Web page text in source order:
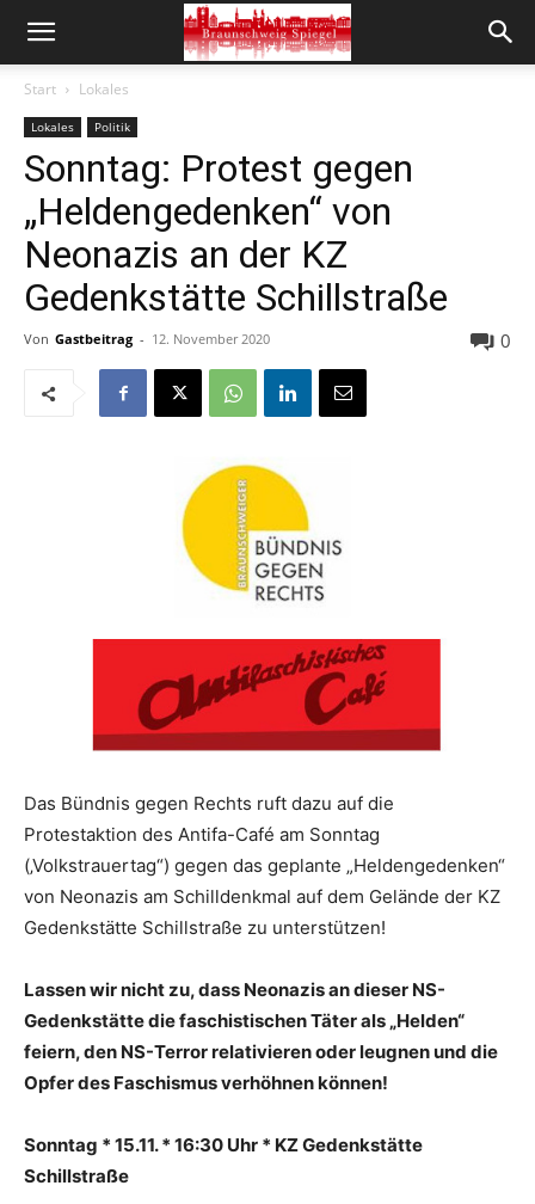
Start Lokales
Lokales Politik
Sonntag: Protest gegen
„Heldengedenken“ von
Neonazis an der KZ
Gedenkstätte Schillstraße
Von Gastbeitrag - 12. November 2020 0
Das Bündnis gegen Rechts ruft dazu auf die
Protestaktion des Antifa-Café am Sonntag
(‚Volkstrauertag“) gegen das geplante „Heldengedenken“
von Neonazis am Schilldenkmal auf dem Gelände der KZ
Gedenkstätte Schillstraße zu unterstützen!
Lassen wir nicht zu, dass Neonazis an dieser NS-
Gedenkstätte die faschistischen Täter als „Helden“
feiern, den NS-Terror relativieren oder leugnen und die
Opfer des Faschismus verhöhnen können!
Sonntag * 15.11. * 16:30 Uhr * KZ Gedenkstätte
Schillstraße